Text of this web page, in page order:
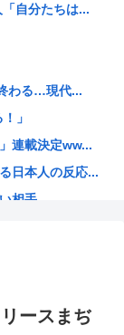
ムって何のた...
更 天畠大輔...
ぎてネット騒...
画像がこちら
けで村の人間...
口被告(19...
自分たちは...
わる…現代...
」
連載決定ww...
日本人の反応...
相手...
上…...
」とアニメフ...
ースまぢ